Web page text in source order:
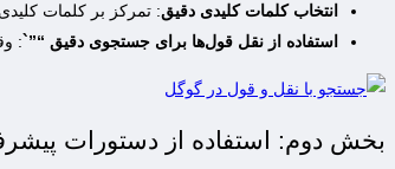
انتخاب کلمات کلیدی دقیق: تمرکز بر کلمات
استفاده از نقل قول‌ها برای جستجوی دقیق “”`:
بخش دوم: استفاده از دستورات